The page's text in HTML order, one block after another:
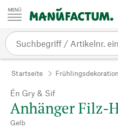
Zum Inhalt springen
Startseite Frühlingsdekoration
Én Gry & Sif
Anhänger Filz-
Gelb